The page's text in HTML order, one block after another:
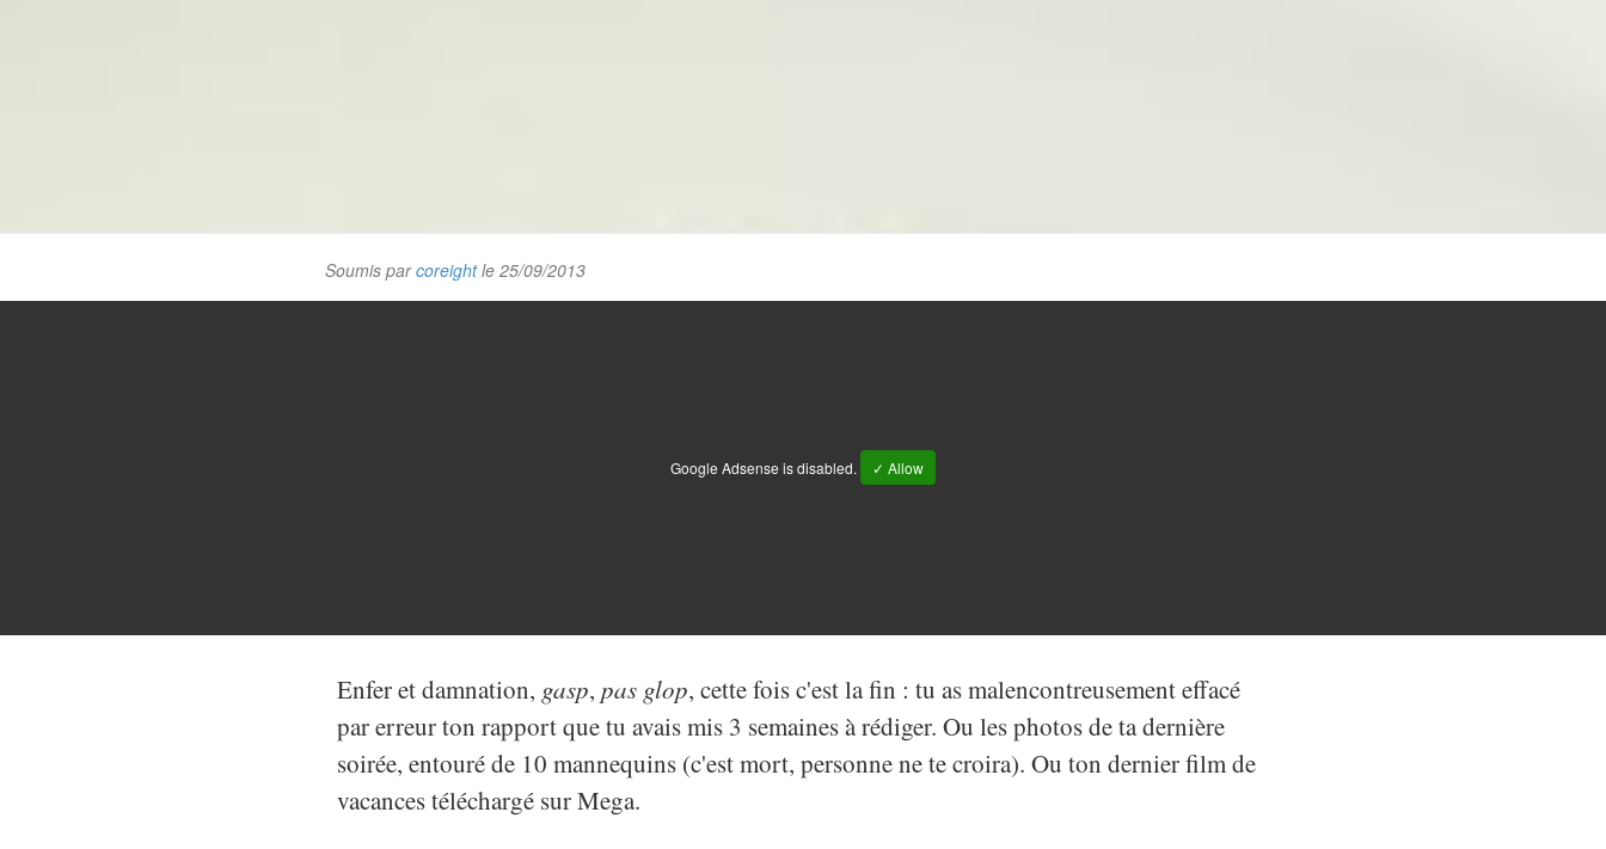
Soumis parcoreightle 25/09/2013
Google Adsense is disabled. ✓ Allow
Enfer et damnation, gasp, pas glop, cette fois c'est la fin : tu as malencontreusement effacé
par erreur ton rapport que tu avais mis 3 semaines à rédiger. Ou les photos de ta dernière
soirée, entouré de 10 mannequins (c'est mort, personne ne te croira). Ou ton dernier film de
vacances téléchargé sur Mega.